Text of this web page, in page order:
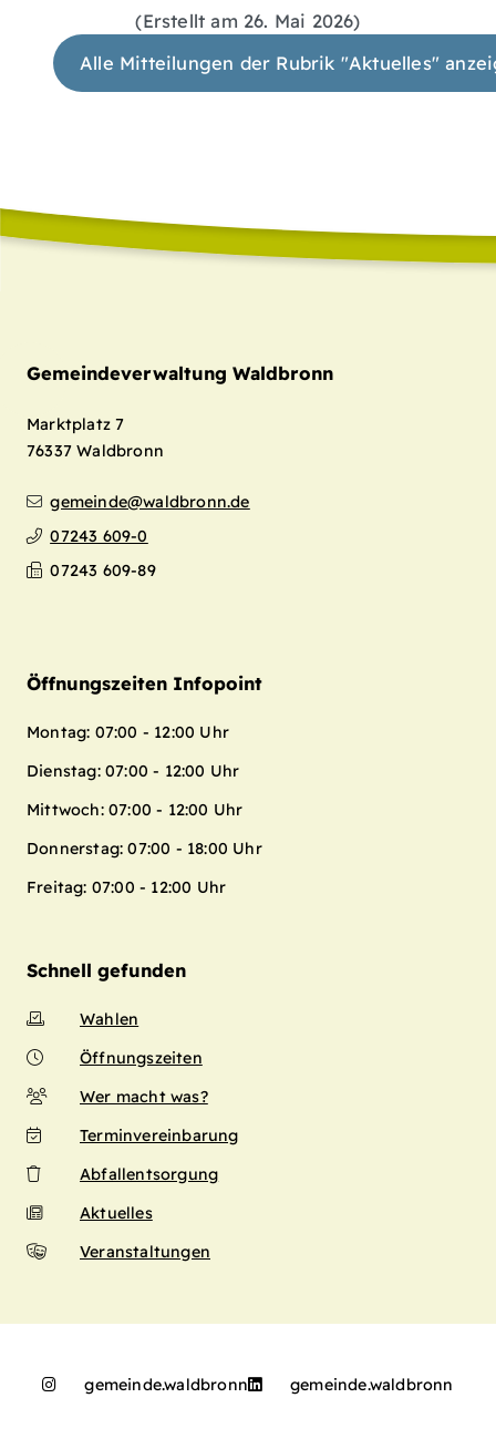
(Erstellt am 26. Mai 2026)
Alle Mitteilungen der Rubrik "Aktuelles"
Gemeindeverwaltung Waldbronn
Marktplatz 7
76337 Waldbronn
gemeinde@waldbronn.de
07243 609-0
07243 609-89
Öffnungszeiten Infopoint
Montag: 07:00 - 12:00 Uhr
Dienstag: 07:00 - 12:00 Uhr
Mittwoch: 07:00 - 12:00 Uhr
Donnerstag: 07:00 - 18:00 Uhr
Freitag: 07:00 - 12:00 Uhr
Schnell gefunden
Wahlen
Öffnungszeiten
Wer macht was?
Terminvereinbarung
Abfallentsorgung
Aktuelles
Veranstaltungen
gemeinde.waldbronn gemeinde.waldbronn